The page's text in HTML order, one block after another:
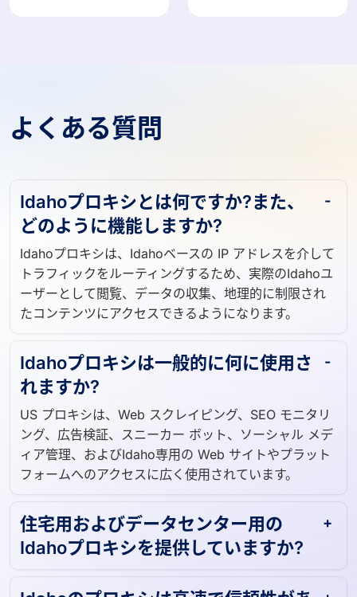
よくある質問
Idahoプロキシとは何ですか?また、
どのように機能しますか?
Idahoプロキシは、Idahoベースの IP アドレスを介して
トラフィックをルーティングするため、実際のIdahoユ
ーザーとして閲覧、データの収集、地理的に制限され
たコンテンツにアクセスできるようになります。
Idahoプロキシは一般的に何に使用さ
れますか?
US プロキシは、Web スクレイピング、SEO モニタリ
ング、広告検証、スニーカー ボット、ソーシャル メデ
ィア管理、およびIdaho専用の Web サイトやプラット
フォームへのアクセスに広く使用されています。
住宅用およびデータセンター用の
Idahoプロキシを提供していますか?